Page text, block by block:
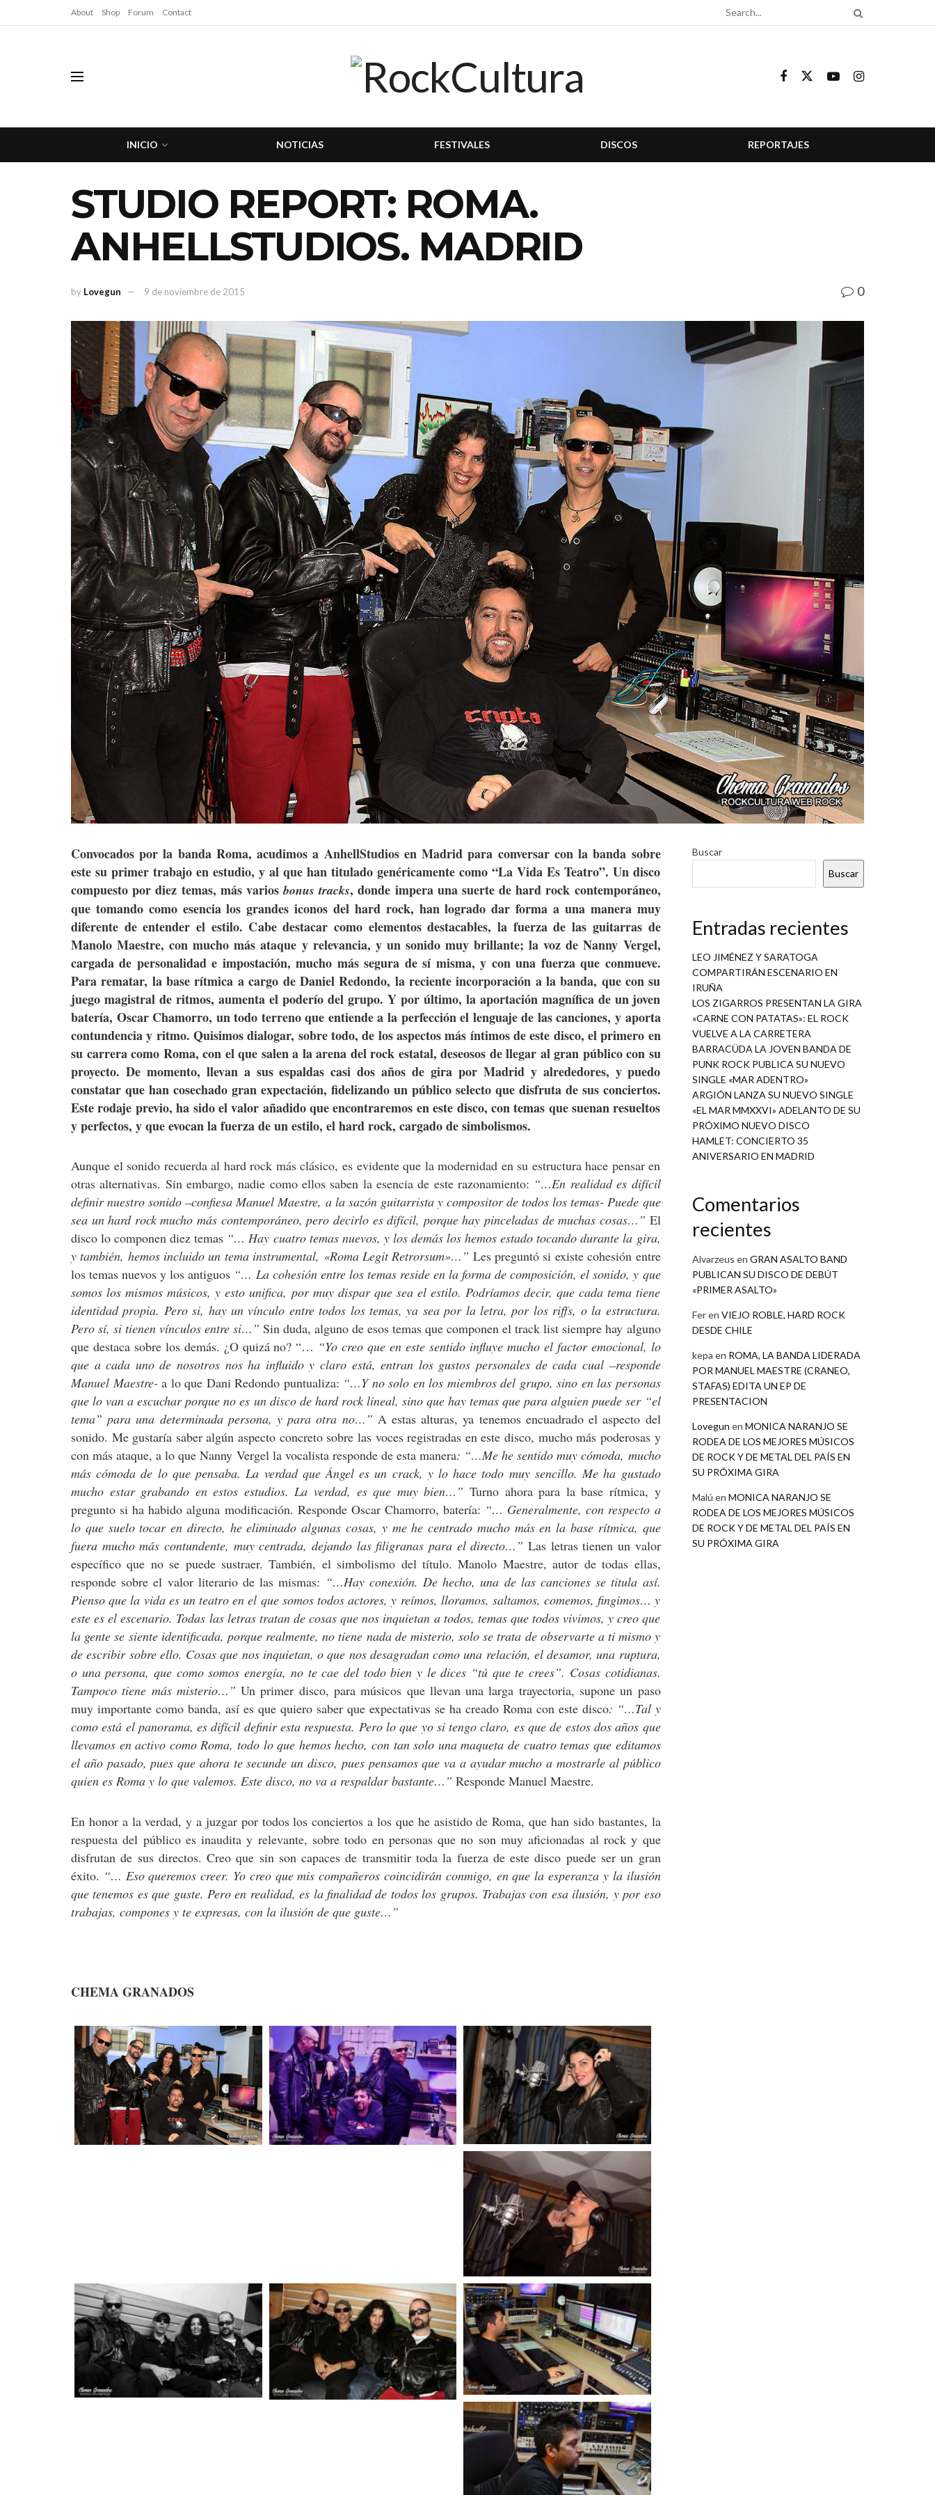
About Shop Forum Contact
INICIO NOTICIAS FESTIVALES DISCOS REPORTAJES
STUDIO REPORT: ROMA.
ANHELLSTUDIOS. MADRID
by Lovegun 9 de noviembre de 2015 0
Convocados por la banda Roma, acudimos a AnhellStudios en Madrid para conversar con la banda sobre
este su primer trabajo en estudio, y al que han titulado genéricamente como “La Vida Es Teatro”. Un disco
compuesto por diez temas, más variosbonus tracks, donde impera una suerte de hard rock contemporáneo,
que tomando como esencia los grandes iconos del hard rock, han logrado dar forma a una manera muy
diferente de entender el estilo. Cabe destacar como elementos destacables, la fuerza de las guitarras de
Manolo Maestre, con mucho más ataque y relevancia, y un sonido muy brillante; la voz de Nanny Vergel,
cargada de personalidad e impostación, mucho más segura de sí misma, y con una fuerza que conmueve.
Para rematar, la base rítmica a cargo de Daniel Redondo, la reciente incorporación a la banda, que con su
juego magistral de ritmos, aumenta el poderío del grupo. Y por último, la aportación magnífica de un joven
batería, Oscar Chamorro, un todo terreno que entiende a la perfección el lenguaje de las canciones, y aporta
contundencia y ritmo. Quisimos dialogar, sobre todo, de los aspectos más íntimos de este disco, el primero en
su carrera como Roma, con el que salen a la arena del rock estatal, deseosos de llegar al gran público con su
proyecto. De momento, llevan a sus espaldas casi dos años de gira por Madrid y alrededores, y puedo
constatar que han cosechado gran expectación, fidelizando un público selecto que disfruta de sus conciertos.
Este rodaje previo, ha sido el valor añadido que encontraremos en este disco, con temas que suenan resueltos
y perfectos, y que evocan la fuerza de un estilo, el hard rock, cargado de simbolismos.
Aunque el sonido recuerda al hard rock más clásico, es evidente que la modernidad en su estructura hace pensar en
otras alternativas. Sin embargo, nadie como ellos saben la esencia de este razonamiento: “…En realidad es difícil
definir nuestro sonido –confiesa Manuel Maestre, a la sazón guitarrista y compositor de todos los temas- Puede que
sea un hard rock mucho más contemporáneo, pero decirlo es difícil, porque hay pinceladas de muchas cosas…” El
disco lo componen diez temas “… Hay cuatro temas nuevos, y los demás los hemos estado tocando durante la gira,
y también, hemos incluido un tema instrumental, «Roma Legit Retrorsum»…” Les preguntó si existe cohesión entre
los temas nuevos y los antiguos “… La cohesión entre los temas reside en la forma de composición, el sonido, y que
somos los mismos músicos, y esto unifica, por muy dispar que sea el estilo. Podríamos decir, que cada tema tiene
identidad propia. Pero si, hay un vínculo entre todos los temas, ya sea por la letra, por los riffs, o la estructura.
Pero sí, si tienen vínculos entre si…”Sin duda, alguno de esos temas que componen el track list siempre hay alguno
que destaca sobre los demás. ¿O quizá no? “… “Yo creo que en este sentido influye mucho el factor emocional, lo
que a cada uno de nosotros nos ha influido y claro está, entran los gustos personales de cada cual –responde
Manuel Maestre- a lo que Dani Redondo puntualiza: “…Y no solo en los miembros del grupo, sino en las personas
que lo van a escuchar porque no es un disco de hard rock lineal, sino que hay temas que para alguien puede ser “el
tema” para una determinada persona, y para otra no…” A estas alturas, ya tenemos encuadrado el aspecto del
sonido. Me gustaría saber algún aspecto concreto sobre las voces registradas en este disco, mucho más poderosas y
con más ataque, a lo que Nanny Vergel la vocalista responde de esta manera: “…Me he sentido muy cómoda, mucho
más cómoda de lo que pensaba. La verdad que Ángel es un crack, y lo hace todo muy sencillo. Me ha gustado
mucho estar grabando en estos estudios. La verdad, es que muy bien…” Turno ahora para la base rítmica, y
pregunto si ha habido alguna modificación. Responde Oscar Chamorro, batería: “… Generalmente, con respecto a
lo que suelo tocar en directo, he eliminado algunas cosas, y me he centrado mucho más en la base rítmica, que
fuera mucho más contundente, muy centrada, dejando las filigranas para el directo…” Las letras tienen un valor
específico que no se puede sustraer. También, el simbolismo del título. Manolo Maestre, autor de todas ellas,
responde sobre el valor literario de las mismas: “…Hay conexión. De hecho, una de las canciones se titula así.
Pienso que la vida es un teatro en el que somos todos actores, y reímos, lloramos, saltamos, comemos, fingimos… y
este es el escenario. Todas las letras tratan de cosas que nos inquietan a todos, temas que todos vivimos, y creo que
la gente se siente identificada, porque realmente, no tiene nada de misterio, solo se trata de observarte a ti mismo y
de escribir sobre ello. Cosas que nos inquietan, o que nos desagradan como una relación, el desamor, una ruptura,
o una persona, que como somos energía, no te cae del todo bien y le dices “tú que te crees”. Cosas cotidianas.
Tampoco tiene más misterio…” Un primer disco, para músicos que llevan una larga trayectoria, supone un paso
muy importante como banda, así es que quiero saber que expectativas se ha creado Roma con este disco: “…Tal y
como está el panorama, es difícil definir esta respuesta. Pero lo que yo si tengo claro, es que de estos dos años que
llevamos en activo como Roma, todo lo que hemos hecho, con tan solo una maqueta de cuatro temas que editamos
el año pasado, pues que ahora te secunde un disco, pues pensamos que va a ayudar mucho a mostrarle al público
quien es Roma y lo que valemos. Este disco, no va a respaldar bastante…” Responde Manuel Maestre.
En honor a la verdad, y a juzgar por todos los conciertos a los que he asistido de Roma, que han sido bastantes, la
respuesta del público es inaudita y relevante, sobre todo en personas que no son muy aficionadas al rock y que
disfrutan de sus directos. Creo que sin son capaces de transmitir toda la fuerza de este disco puede ser un gran
éxito. “… Eso queremos creer. Yo creo que mis compañeros coincidirán conmigo, en que la esperanza y la ilusión
que tenemos es que guste. Pero en realidad, es la finalidad de todos los grupos. Trabajas con esa ilusión, y por eso
trabajas, compones y te expresas, con la ilusión de que guste…”
CHEMA GRANADOS
Buscar
Buscar
Entradas recientes
LEO JIMÉNEZ Y SARATOGA
COMPARTIRÁN ESCENARIO EN
IRUÑA
LOS ZIGARROS PRESENTAN LA GIRA
«CARNE CON PATATAS»: EL ROCK
VUELVE A LA CARRETERA
BARRACÜDA LA JOVEN BANDA DE
PUNK ROCK PUBLICA SU NUEVO
SINGLE «MAR ADENTRO»
ARGIÓN LANZA SU NUEVO SINGLE
«EL MAR MMXXVI» ADELANTO DE SU
PRÓXIMO NUEVO DISCO
HAMLET: CONCIERTO 35
ANIVERSARIO EN MADRID
Comentarios
recientes
Alvarzeus en GRAN ASALTO BAND
PUBLICAN SU DISCO DE DEBÚT
«PRIMER ASALTO»
Feren VIEJO ROBLE, HARD ROCK
DESDE CHILE
kepa en ROMA, LA BANDA LIDERADA
POR MANUEL MAESTRE (CRANEO,
STAFAS) EDITA UN EP DE
PRESENTACION
Lovegun en MONICA NARANJO SE
RODEA DE LOS MEJORES MÚSICOS
DE ROCK Y DE METAL DEL PAÍS EN
SU PRÓXIMA GIRA
Malú en MONICA NARANJO SE
RODEA DE LOS MEJORES MÚSICOS
DE ROCK Y DE METAL DEL PAÍS EN
SU PRÓXIMA GIRA